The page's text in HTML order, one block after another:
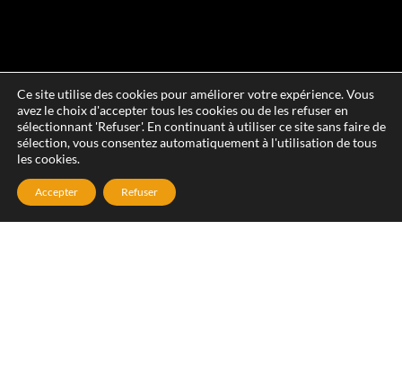
Ce site utilise des cookies pour améliorer votre expérience. Vous
avez le choix d'accepter tous les cookies ou de les refuser en
sélectionnant 'Refuser'. En continuant à utiliser ce site sans faire de
sélection, vous consentez automatiquement à l'utilisation de tous
les cookies.
Accepter Refuser